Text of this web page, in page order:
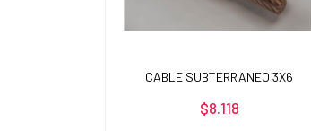
CABLE SUBTERRANEO 3X6
$8.118